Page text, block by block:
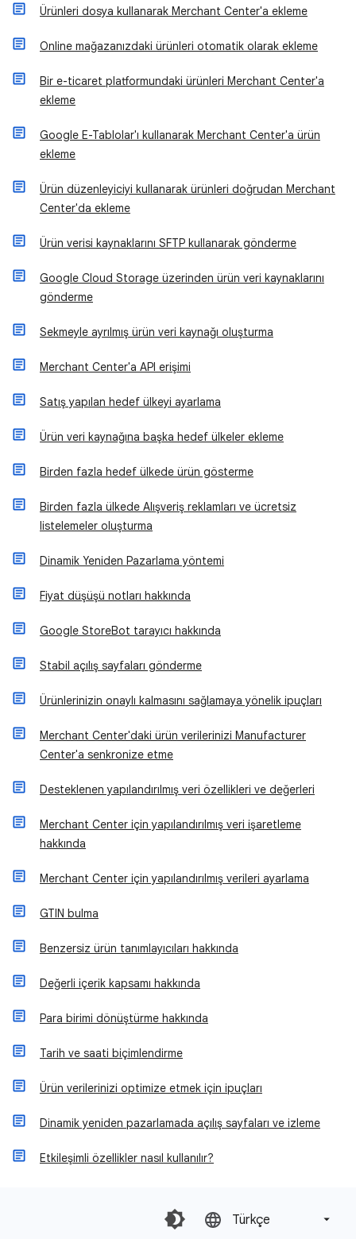
Ürünleri dosya kullanarak Merchant Center'a ekleme
Online mağazanızdaki ürünleri otomatik olarak ekleme
Bir e-ticaret platformundaki ürünleri Merchant Center'a
ekleme
Google E-Tablolar'ı kullanarak Merchant Center'a ürün
ekleme
Ürün düzenleyiciyi kullanarak ürünleri doğrudan Merchant
Center'da ekleme
Ürün verisi kaynaklarını SFTP kullanarak gönderme
Google Cloud Storage üzerinden ürün veri kaynaklarını
gönderme
Sekmeyle ayrılmış ürün veri kaynağı oluşturma
Merchant Center'a API erişimi
Satış yapılan hedef ülkeyi ayarlama
Ürün veri kaynağına başka hedef ülkeler ekleme
Birden fazla hedef ülkede ürün gösterme
Birden fazla ülkede Alışveriş reklamları ve ücretsiz
listelemeler oluşturma
Dinamik Yeniden Pazarlama yöntemi
Fiyat düşüşü notları hakkında
Google StoreBot tarayıcı hakkında
Stabil açılış sayfaları gönderme
Ürünlerinizin onaylı kalmasını sağlamaya yönelik ipuçları
Merchant Center'daki ürün verilerinizi Manufacturer
Center'a senkronize etme
Desteklenen yapılandırılmış veri özellikleri ve değerleri
Merchant Center için yapılandırılmış veri işaretleme
hakkında
Merchant Center için yapılandırılmış verileri ayarlama
GTIN bulma
Benzersiz ürün tanımlayıcıları hakkında
Değerli içerik kapsamı hakkında
Para birimi dönüştürme hakkında
Tarih ve saati biçimlendirme
Ürün verilerinizi optimize etmek için ipuçları
Dinamik yeniden pazarlamada açılış sayfaları ve izleme
Etkileşimli özellikler nasıl kullanılır?
Türkçe‎